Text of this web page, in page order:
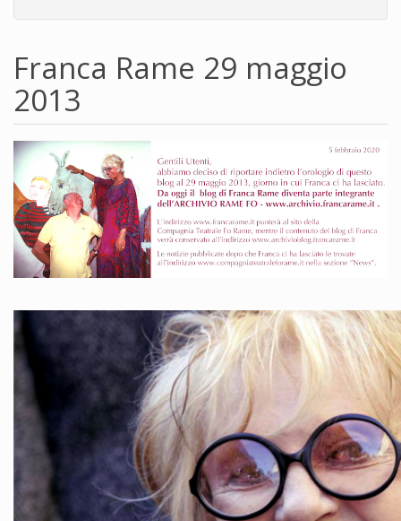
Franca Rame 29 maggio
2013